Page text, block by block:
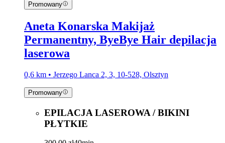
Promowany
Aneta Konarska Makijaż
Permanentny, ByeBye Hair depilacja
laserowa
0,6 km • Jerzego Lanca 2, 3, 10-528, Olsztyn
Promowany
EPILACJA LASEROWA / BIKINI
PŁYTKIE